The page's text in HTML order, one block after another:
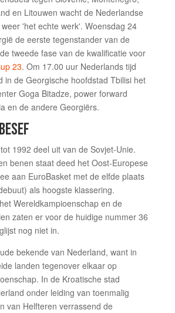
en Litouwen wacht de Nederlandse
'het echte werk'. Woensdag 24
de eerste tegenstander van de
tweede fase van de kwalificatie voor
23. Om 17.00 uur Nederlands tijd
in de Georgische hoofdstad Tbilisi het
Goga Bitadze, power forward
en de andere Georgiërs.
1992 deel uit van de Sovjet-Unie.
benen staat deed het Oost-Europese
aan EuroBasket met de elfde plaats
als hoogste klassering.
Wereldkampioenschap en de
zaten er voor de huidige nummer 36
nog niet in.
bekende van Nederland, want in
landen tegenover elkaar op
In de Kroatische stad
onder leiding van toenmalig
van Helfteren verrassend de